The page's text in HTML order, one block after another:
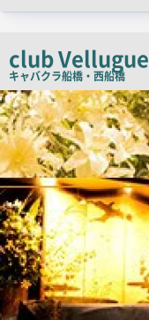
ピ
ー
club Vellugue
キャバクラ船橋・西船橋
店
舗
PR
画
像